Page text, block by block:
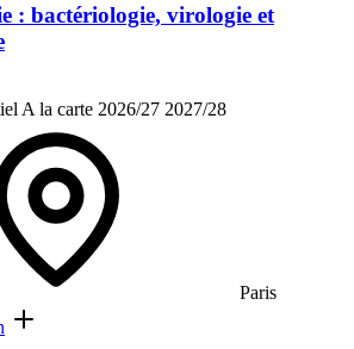
: bactériologie, virologie et
A la carte 2026/27 2027/28
Paris